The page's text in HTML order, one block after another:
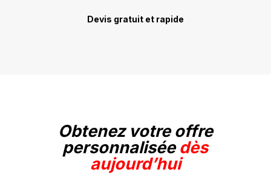
Devis gratuit et rapide
Obtenez votre offre
personnalisée dès
aujourd’hui